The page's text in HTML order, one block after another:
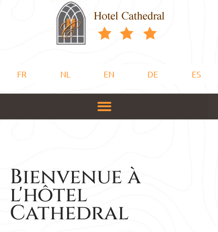
FR NL EN DE ES
Bienvenue à
l'hôtel
Cathedral